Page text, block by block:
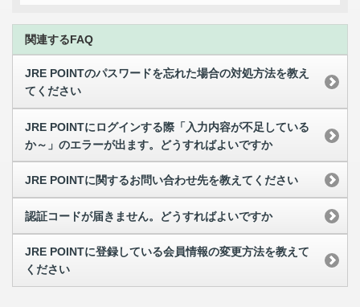
関連するFAQ
JRE POINTのパスワードを忘れた場合の対処方法を教え
てください
JRE POINTにログインする際「入力内容が不足している
か～」のエラーが出ます。どうすればよいですか
JRE POINTに関するお問い合わせ先を教えてください
認証コードが届きません。どうすればよいですか
JRE POINTに登録している会員情報の変更方法を教えて
ください